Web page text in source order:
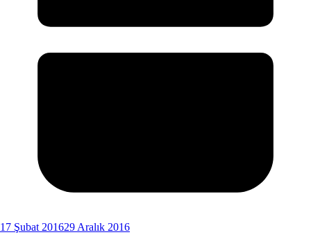
17 Şubat 201629 Aralık 2016